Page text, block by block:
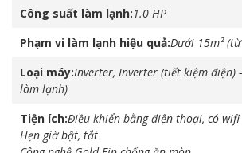
tiếp gây khó chịu.
Máy sử dụng điện năng thông minh và
Máy lạnh LG IEC09G1 model 2025 được
tiết kiệm điện thông minh:
– Cảm biến thông minh: Tự động nhận biết
dùng để điều chỉnh hoạt động, tránh lãng
không có người trong phòng.
Công suất làm lạnh 1.0 HP
Phạm vi làm lạnh hiệu quả Dưới 15m²
Loại máy Inverter, Inverter (tiết kiệm điện)
làm lạnh)
Tiện ích Điều khiển bằng điện thoại, có wifi
Hẹn giờ bật, tắt